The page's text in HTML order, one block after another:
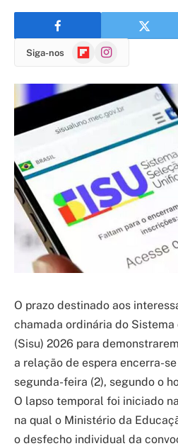
Siga-nos FlipboardInstagram
O prazo destinado aos
chamada ordinária do
(Sisu) 2026 para
a relação de espera encerra-
segunda-feira (2), segundo o
O lapso temporal foi iniciado
na qual o Ministério da
o desfecho individual da